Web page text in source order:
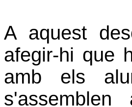
A aquest
afegir-hi que
amb els